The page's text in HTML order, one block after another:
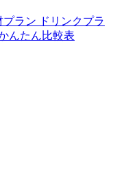
プラン ドリンクプラ
んたん比較表